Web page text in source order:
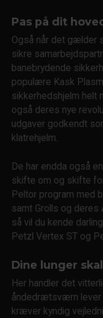
Pas på dit
Også når det gælder
sikre
banebrydende
populære Kask
sikkerhedshjelm helt
også deres nye
udgaver godkendt
klatrehjelm.
De har endda også
skifte om og skifte
Peltor program med
samt Grolls og deres
så vil du kende
Petzl Vertex ST og
Dine lunger
Her handler det
åndedrætsværn lever
kræver kyndig